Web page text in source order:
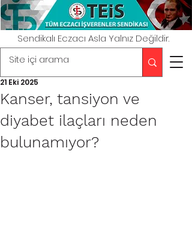
Sendikalı Eczacı Asla Yalnız Değildir.
Kanser, tansiyon ve
diyabet ilaçları neden
bulunamıyor?
21 Eki 2025